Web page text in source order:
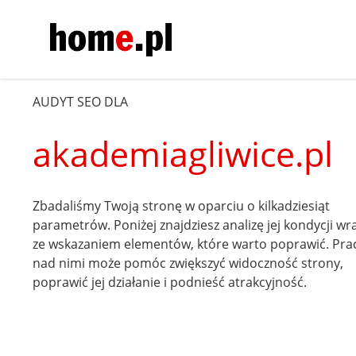
AUDYT SEO DLA
akademiagliwice.pl
Zbadaliśmy Twoją stronę w oparciu o kilkadziesiąt
parametrów. Poniżej znajdziesz analizę jej kondycji
ze wskazaniem elementów, które warto poprawić.
nad nimi może pomóc zwiększyć widoczność strony,
poprawić jej działanie i podnieść atrakcyjność.